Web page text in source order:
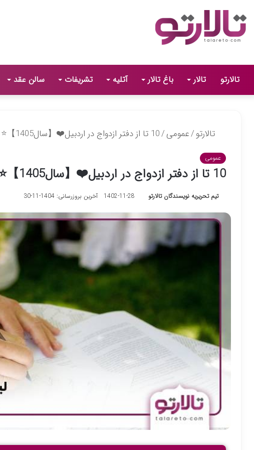
تالارتو تالار باغ تالار آتلیه تشریفات سالن عقد
تالارتو/عمومی/10 تا از دفتر ازدواج در اردبیل❤️【سال1405】⭐
عمومی
10 تا از دفتر ازدواج در اردبیل❤️【سال1405】⭐
تیم تحریریه نویسندگان تالارتو 1402-11-28 آخرین بروزرسانی: 1404-11-30